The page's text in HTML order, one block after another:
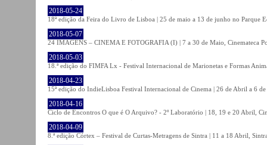
2018-05-24
18ª edição da Feira do Livro de Lisboa | 25 de maio a 13 de junho no Parque
2018-05-07
24 IMAGENS – CINEMA E FOTOGRAFIA (I) | 7 a 30 de Maio, Cinemateca
2018-05-03
18.ª edição do FIMFA Lx - Festival Internacional de Marionetas e Formas
2018-04-23
15ª edição do IndieLisboa Festival Internacional de Cinema | 26 de Abril a 6
2018-04-16
Ciclo de Encontros O que é O Arquivo? - 2º Laboratório | 18, 19 e 20 Abril,
2018-04-09
8.ª edição Córtex – Festival de Curtas-Metragens de Sintra | 11 a 18 Abril,